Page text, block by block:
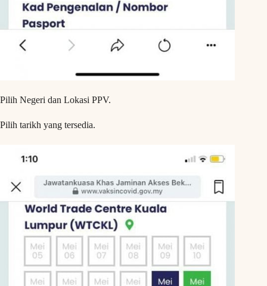
Pilih Negeri dan Lokasi PPV.
Pilih tarikh yang tersedia.